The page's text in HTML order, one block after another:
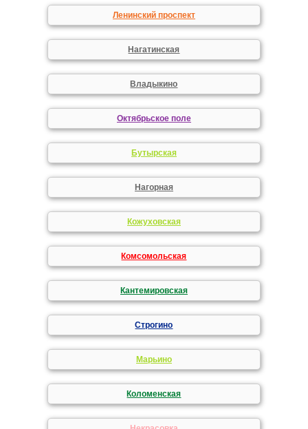
Ленинский проспект
Нагатинская
Владыкино
Октябрьское поле
Бутырская
Нагорная
Кожуховская
Комсомольская
Кантемировская
Строгино
Марьино
Коломенская